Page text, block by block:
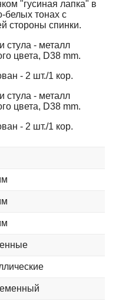
"гусиная лапка" в
белых тонах с
стороны спинки.
стула - металл
цвета, D38 mm.
- 2 шт./1 кор.
стула - металл
цвета, D38 mm.
- 2 шт./1 кор.